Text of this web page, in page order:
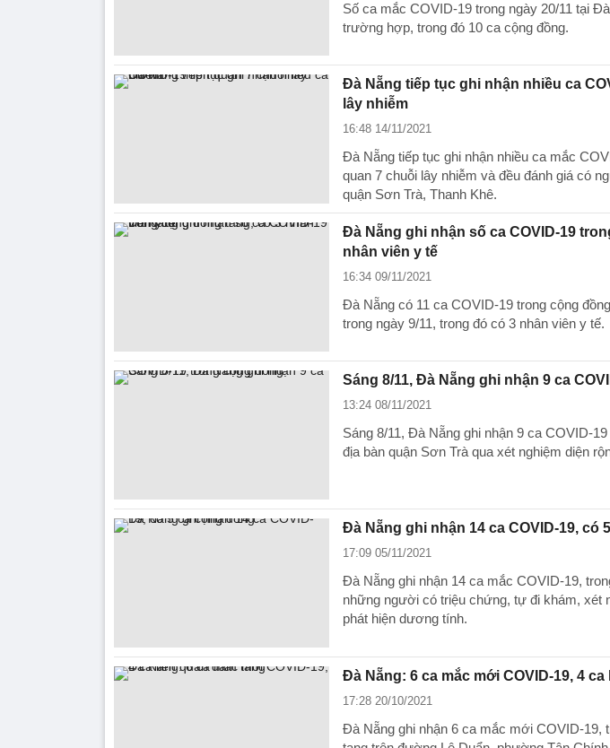
Số ca mắc COVID-19 trong ngày 20/11 tại
trường hợp, trong đó 10 ca cộng đồng.
Đà Nẵng tiếp tục ghi nhận nhiều ca
lây nhiễm
16:48 14/11/2021
Đà Nẵng tiếp tục ghi nhận nhiều ca mắc
quan 7 chuỗi lây nhiễm và đều đánh giá có
quận Sơn Trà, Thanh Khê.
Đà Nẵng ghi nhận số ca COVID-19
nhân viên y tế
16:34 09/11/2021
Đà Nẵng có 11 ca COVID-19 trong cộng
trong ngày 9/11, trong đó có 3 nhân viên y tế.
Sáng 8/11, Đà Nẵng ghi nhận 9 ca
13:24 08/11/2021
Sáng 8/11, Đà Nẵng ghi nhận 9 ca COVID-
địa bàn quận Sơn Trà qua xét nghiệm diện
Đà Nẵng ghi nhận 14 ca COVID-19, có
17:09 05/11/2021
Đà Nẵng ghi nhận 14 ca mắc COVID-19,
những người có triệu chứng, tự đi khám, xét
phát hiện dương tính.
Đà Nẵng: 6 ca mắc mới COVID-19, 4
17:28 20/10/2021
Đà Nẵng ghi nhận 6 ca mắc mới COVID-19,